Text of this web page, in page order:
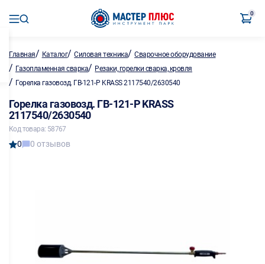
0
Главная/ Каталог/Силовая техника/Сварочное оборудование
/ Газопламенная сварка/ Резаки, горелки сварка, кровля
/ Горелка газовозд. ГВ-121-Р KRASS 2117540/2630540
Горелка газовозд. ГВ-121-Р KRASS
2117540/2630540
Код товара: 58767
0 0 отзывов